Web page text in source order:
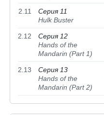
2.11
Серия 11
Hulk Buster
2.12
Серия 12
Hands of the
Mandarin (Part 1)
2.13
Серия 13
Hands of the
Mandarin (Part 2)